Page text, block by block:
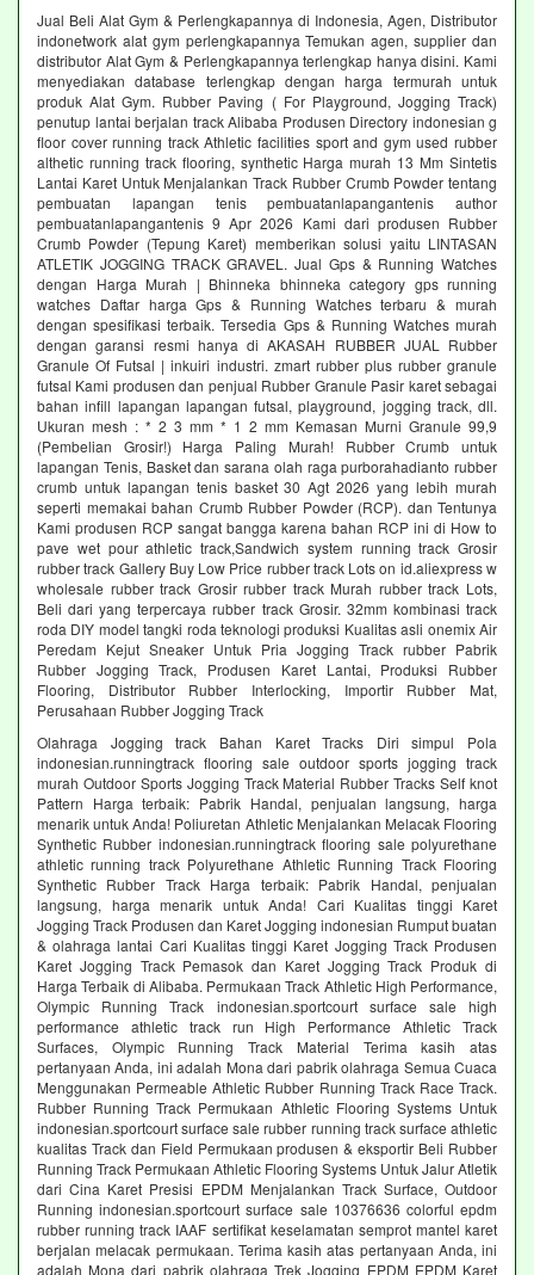
Jual Beli Alat Gym & Perlengkapannya di Indonesia, Agen, Distributor
indonetwork alat gym perlengkapannya Temukan agen, supplier dan
distributor Alat Gym & Perlengkapannya terlengkap hanya disini. Kami
menyediakan database terlengkap dengan harga termurah untuk
produk Alat Gym. Rubber Paving ( For Playground, Jogging Track)
penutup lantai berjalan track Alibaba Produsen Directory indonesian g
floor cover running track Athletic facilities sport and gym used rubber
althetic running track flooring, synthetic Harga murah 13 Mm Sintetis
Lantai Karet Untuk Menjalankan Track Rubber Crumb Powder tentang
pembuatan lapangan tenis pembuatanlapangantenis author
pembuatanlapangantenis 9 Apr 2026 Kami dari produsen Rubber
Crumb Powder (Tepung Karet) memberikan solusi yaitu LINTASAN
ATLETIK JOGGING TRACK GRAVEL. Jual Gps & Running Watches
dengan Harga Murah | Bhinneka bhinneka category gps running
watches Daftar harga Gps & Running Watches terbaru & murah
dengan spesifikasi terbaik. Tersedia Gps & Running Watches murah
dengan garansi resmi hanya di AKASAH RUBBER JUAL Rubber
Granule Of Futsal | inkuiri industri. zmart rubber plus rubber granule
futsal Kami produsen dan penjual Rubber Granule Pasir karet sebagai
bahan infill lapangan lapangan futsal, playground, jogging track, dll.
Ukuran mesh : * 2 3 mm * 1 2 mm Kemasan Murni Granule 99,9
(Pembelian Grosir!) Harga Paling Murah! Rubber Crumb untuk
lapangan Tenis, Basket dan sarana olah raga purborahadianto rubber
crumb untuk lapangan tenis basket 30 Agt 2026 yang lebih murah
seperti memakai bahan Crumb Rubber Powder (RCP). dan Tentunya
Kami produsen RCP sangat bangga karena bahan RCP ini di How to
pave wet pour athletic track,Sandwich system running track Grosir
rubber track Gallery Buy Low Price rubber track Lots on id.aliexpress w
wholesale rubber track Grosir rubber track Murah rubber track Lots,
Beli dari yang terpercaya rubber track Grosir. 32mm kombinasi track
roda DIY model tangki roda teknologi produksi Kualitas asli onemix Air
Peredam Kejut Sneaker Untuk Pria Jogging Track rubber Pabrik
Rubber Jogging Track, Produsen Karet Lantai, Produksi Rubber
Flooring, Distributor Rubber Interlocking, Importir Rubber Mat,
Perusahaan Rubber Jogging Track
Olahraga Jogging track Bahan Karet Tracks Diri simpul Pola
indonesian.runningtrack flooring sale outdoor sports jogging track
murah Outdoor Sports Jogging Track Material Rubber Tracks Self knot
Pattern Harga terbaik: Pabrik Handal, penjualan langsung, harga
menarik untuk Anda! Poliuretan Athletic Menjalankan Melacak Flooring
Synthetic Rubber indonesian.runningtrack flooring sale polyurethane
athletic running track Polyurethane Athletic Running Track Flooring
Synthetic Rubber Track Harga terbaik: Pabrik Handal, penjualan
langsung, harga menarik untuk Anda! Cari Kualitas tinggi Karet
Jogging Track Produsen dan Karet Jogging indonesian Rumput buatan
& olahraga lantai Cari Kualitas tinggi Karet Jogging Track Produsen
Karet Jogging Track Pemasok dan Karet Jogging Track Produk di
Harga Terbaik di Alibaba. Permukaan Track Athletic High Performance,
Olympic Running Track indonesian.sportcourt surface sale high
performance athletic track run High Performance Athletic Track
Surfaces, Olympic Running Track Material Terima kasih atas
pertanyaan Anda, ini adalah Mona dari pabrik olahraga Semua Cuaca
Menggunakan Permeable Athletic Rubber Running Track Race Track.
Rubber Running Track Permukaan Athletic Flooring Systems Untuk
indonesian.sportcourt surface sale rubber running track surface athletic
kualitas Track dan Field Permukaan produsen & eksportir Beli Rubber
Running Track Permukaan Athletic Flooring Systems Untuk Jalur Atletik
dari Cina Karet Presisi EPDM Menjalankan Track Surface, Outdoor
Running indonesian.sportcourt surface sale 10376636 colorful epdm
rubber running track IAAF sertifikat keselamatan semprot mantel karet
berjalan melacak permukaan. Terima kasih atas pertanyaan Anda, ini
adalah Mona dari pabrik olahraga Trek Jogging EPDM EPDM Karet